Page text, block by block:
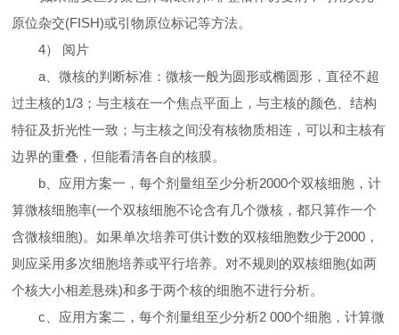
原位杂交(FISH)或引物原位标记等方法。
4）
阅片
a 、微核的判断标准：微核一般为圆形或椭圆形，直径不超
过主核的1/3 ；与主核在一个焦点平面上，与主核的颜色、结构
特征及折光性一致；与主核之间没有核物质相连，可以和主核有
边界的重叠，但能看清各自的核膜。
b 、应用方案一，每个剂量组至少分析2000个双核细胞，计
算微核细胞率(一个双核细胞不论含有几个微核，都只算作一个
含微核细胞)。如果单次培养可供计数的双核细胞数少于2000 ，
则应采用多次细胞培养或平行培养。对不规则的双核细胞(如两
个核大小相差悬殊)和多于两个核的细胞不进行分析。
c 、应用方案二，每个剂量组至少分析2 000个细胞，计算微